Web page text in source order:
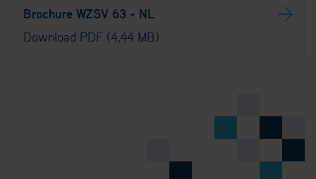
Brochure WZSV 63 - NL
Download PDF (4,44 MB)